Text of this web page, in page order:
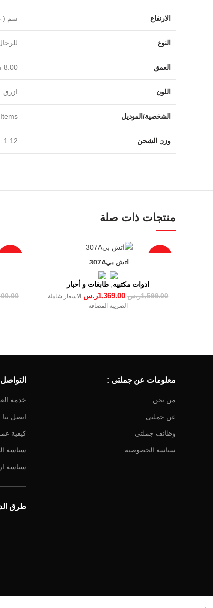
الارتفاع
النوع
العمق ‎8.00 سم‎
اللون ازرق
الشخصية/الموديل
وزن الشحن 1.12
منتجات ذات صلة
ادوات مكتبيه, طابغات و أحبار
1,599.00ر.س 1,369.00ر.س
الاسعار شاملة
الضريبة المضافة
معلومات عن جملتى :
من نحن
عن جملتى
وظائف جملتى
سياسة الخصوصية
خدمة
اتصل بنا
كيفية
سياسة
سياسة
طرق